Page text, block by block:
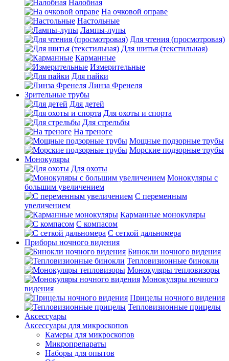
Налобная
На очковой оправе
Настольные
Лампы-лупы
Для чтения (просмотровая)
Для шитья (текстильная)
Карманные
Измерительные
Для пайки
Линза Френеля
Зрительные трубы
Для детей
Для охоты и спорта
Для стрельбы
На треноге
Мощные подзорные трубы
Морские подзорные трубы
Монокуляры
Для охоты
Монокуляры с
большим увеличением
С переменным
увеличением
Карманные монокуляры
С компасом
С сеткой дальномера
Приборы ночного видения
Бинокли ночного видения
Тепловизионные бинокли
Монокуляры тепловизоры
Монокуляры ночного
видения
Прицелы ночного видения
Тепловизионные прицелы
Аксессуары
Аксессуары для микроскопов
Камеры для микроскопов
Микропрепараты
Наборы для опытов